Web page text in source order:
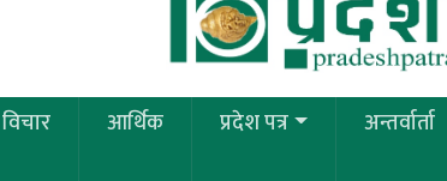
विचार आर्थिक प्रदेश पत्र अन्तर्वार्ता